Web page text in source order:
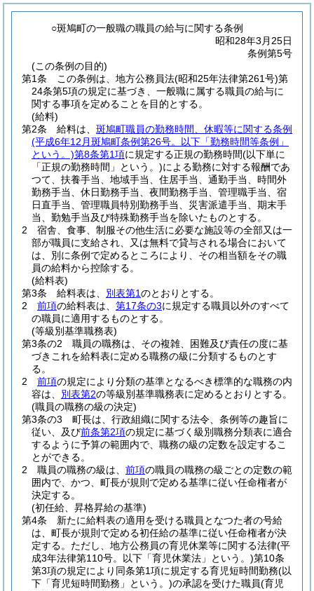
○斑鳩町の一般職の職員の給与に関する条例
昭和28年3月25日
条例第5号
(この条例の目的)
第1条
この条例は、地方公務員法(昭和25年法律第261号)第
24条第5項の規定に基づき、一般職に属する職員の給与に
関する事項を定めることを目的とする。
(給料)
第2条
給料は、 斑鳩町職員の勤務時間、休暇等に関する条例
(平成6年12月斑鳩町条例第26号。以下「勤務時間等条例」
という。)第8条第1項に規定する正規の勤務時間(以下単に
「正規の勤務時間」という。)による勤務に対する報酬であ
つて、扶養手当、地域手当、住居手当、通勤手当、時間外
勤務手当、休日勤務手当、夜間勤務手当、管理職手当、宿
日直手当、管理職員特別勤務手当、災害派遣手当、期末手
当、勤勉手当及び特殊勤務手当を除いたものとする。
2
宿舎、食事、制服その他生活に必要な施設等の全部又は一
部が職員に支給され、又は無料で貸与される場合において
は、別に条例で定めるところにより、その相当額をその職
員の給料から控除する。
(給料表)
第3条
給料表は、 別表第1のとおりとする。
2
前項の給料表は、 第17条の3に規定する職員以外のすべて
の職員に適用するものとする。
(等級別基準職務表)
第3条の2
職員の職務は、その複雑、困難及び責任の度に基
づきこれを給料表に定める職務の級に分類するものとす
る。
2
前項の規定により分類の基準となるべき標準的な職務の内
容は、 別表第2の等級別基準職務表に定めるとおりとする。
(職員の職務の級の決定)
第3条の3
町長は、行政組織に関する法令、条例等の趣旨に
従い、及び前条第2項の規定に基づく級別職務分類表に適合
するように予算の範囲内で、職務の級の定数を設定するこ
とができる。
2
職員の職務の級は、 前項の職員の職務の級ごとの定数の範
囲内で、かつ、町長が規則で定める基準に従い任命権者が
決定する。
(初任給、昇格昇給の基準)
第4条
新たに給料表の適用を受ける職員となつた者の号給
は、町長が規則で定める初任給の基準に従い任命権者が決
定する。 ただし、地方公務員の育児休業等に関する法律(平
成3年法律第110号。以下「育児休業法」という。)第10条
第3項の規定により同条第1項に規定する育児短時間勤務(以
下「育児短時間勤務」という。)の承認を受けた職員(育児